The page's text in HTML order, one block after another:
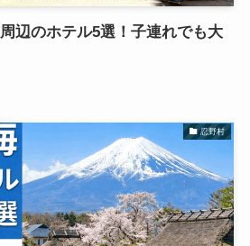
辺のホテル5選！子連れでも大
忍野村